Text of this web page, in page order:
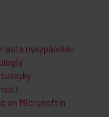
nykypäivään
on Microsoftin